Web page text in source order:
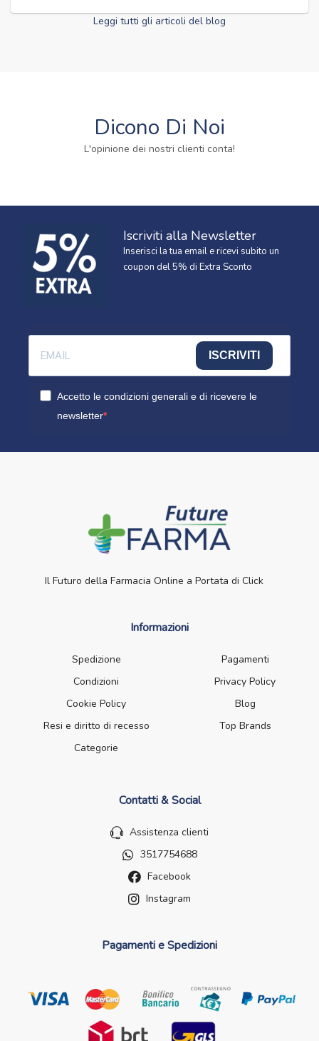
Leggi tutti gli articoli del blog
Dicono Di Noi
L'opinione dei nostri clienti conta!
Iscriviti alla Newsletter
Inserisci la tua email e ricevi subito un
coupon del 5% di Extra Sconto
ISCRIVITI
Accetto le condizioni generali e di ricevere le
newsletter
Il Futuro della Farmacia Online a Portata di Click
Informazioni
Spedizione
Pagamenti
Condizioni
Privacy Policy
Cookie Policy
Blog
Resi e diritto di recesso
Top Brands
Categorie
Contatti & Social
Assistenza clienti
3517754688
Facebook
Instagram
Pagamenti e Spedizioni